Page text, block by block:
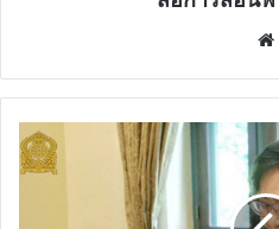
ศธ.เตรียม
ความ